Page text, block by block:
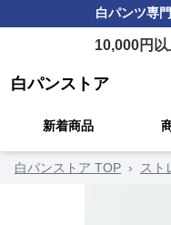
白パンツ専
10,000円以
白パンストア
新着商品
白パンストア TOP › スト